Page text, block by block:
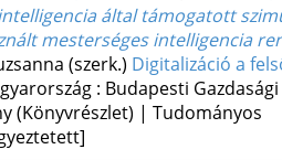
által támogatott
mesterséges intelligencia
(szerk.) Digitalizáció a
: Budapesti
(Könyvrészlet) | Tudományos